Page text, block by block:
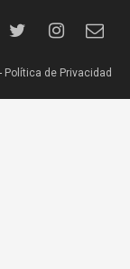
Política de Privacidad